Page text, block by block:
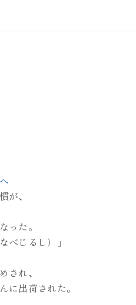
が、
った。
べじるし）」
され、
に出荷された。